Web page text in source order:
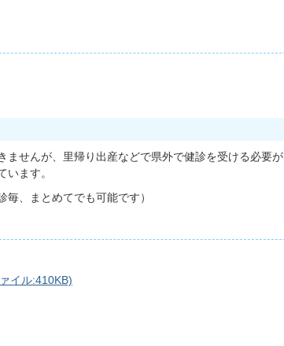
せんが、里帰り出産などで県外で健診を受ける必要が
ます。
、まとめてでも可能です）
イル:410KB)